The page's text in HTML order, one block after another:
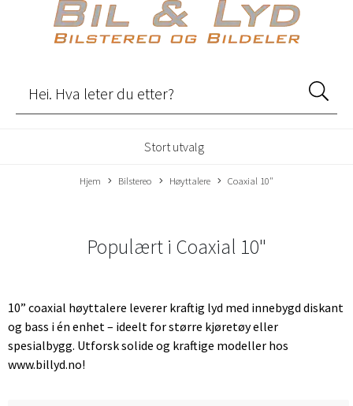
Stort utvalg
Hjem Bilstereo Høyttalere Coaxial 10"
Populært i Coaxial 10"
10” coaxial høyttalere leverer kraftig lyd med innebygd diskant
og bass i én enhet – ideelt for større kjøretøy eller
spesialbygg. Utforsk solide og kraftige modeller hos
www.billyd.no!